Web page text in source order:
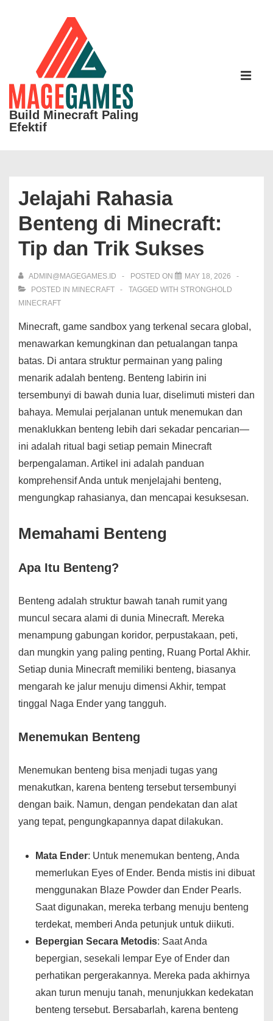
Build Minecraft Paling
Efektif
Main
Jelajahi Rahasia
Benteng di Minecraft:
Tip dan Trik Sukses
ADMIN@MAGEGAMES.ID POSTED ON
MAY 18, 2026
POSTED IN MINECRAFT TAGGED WITH STRONGHOLD
MINECRAFT
Minecraft, game sandbox yang terkenal secara global,
menawarkan kemungkinan dan petualangan tanpa
batas. Di antara struktur permainan yang paling
menarik adalah benteng. Benteng labirin ini
tersembunyi di bawah dunia luar, diselimuti misteri dan
bahaya. Memulai perjalanan untuk menemukan dan
menaklukkan benteng lebih dari sekadar pencarian—
ini adalah ritual bagi setiap pemain Minecraft
berpengalaman. Artikel ini adalah panduan
komprehensif Anda untuk menjelajahi benteng,
mengungkap rahasianya, dan mencapai kesuksesan.
Memahami Benteng
Apa Itu Benteng?
Benteng adalah struktur bawah tanah rumit yang
muncul secara alami di dunia Minecraft. Mereka
menampung gabungan koridor, perpustakaan, peti,
dan mungkin yang paling penting, Ruang Portal Akhir.
Setiap dunia Minecraft memiliki benteng, biasanya
mengarah ke jalur menuju dimensi Akhir, tempat
tinggal Naga Ender yang tangguh.
Menemukan Benteng
Menemukan benteng bisa menjadi tugas yang
menakutkan, karena benteng tersebut tersembunyi
dengan baik. Namun, dengan pendekatan dan alat
yang tepat, pengungkapannya dapat dilakukan.
Mata Ender: Untuk menemukan benteng, Anda
memerlukan Eyes of Ender. Benda mistis ini dibuat
menggunakan Blaze Powder dan Ender Pearls.
Saat digunakan, mereka terbang menuju benteng
terdekat, memberi Anda petunjuk untuk diikuti.
Bepergian Secara Metodis: Saat Anda
bepergian, sesekali lempar Eye of Ender dan
perhatikan pergerakannya. Mereka pada akhirnya
akan turun menuju tanah, menunjukkan kedekatan
benteng tersebut. Bersabarlah, karena benteng